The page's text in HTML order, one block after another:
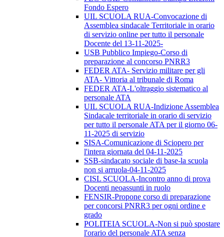
Fondo Espero
UIL SCUOLA RUA-Convocazione di
Assemblea sindacale Territoriale in orario
di servizio online per tutto il personale
Docente del 13-11-2025-
USB Pubblico Impiego-Corso di
preparazione al concorso PNRR3
FEDER ATA- Servizio militare per gli
ATA- Vittoria al tribunale di Roma
FEDER ATA-L'oltraggio sistematico al
personale ATA
UIL SCUOLA RUA-Indizione Assemblea
Sindacale territoriale in orario di servizio
per tutto il personale ATA per il giorno 06-
11-2025 di servizio
SISA-Comunicazione di Sciopero per
l'intera giornata del 04-11-2025
SSB-sindacato sociale di base-la scuola
non si arruola-04-11-2025
CISL SCUOLA-Incontro anno di prova
Docenti neoassunti in ruolo
FENSIR-Propone corso di preparazione
per concorsi PNRR3 per ogni ordine e
grado
POLITEIA SCUOLA-Non si può spostare
l'orario del personale ATA senza